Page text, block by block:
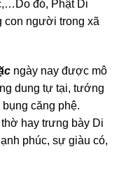
đó, Phật Di
con người trong xã
ngày nay được mô
dung tự tại, tướng
căng phệ.
hay trưng bày Di
phúc, sự giàu có,